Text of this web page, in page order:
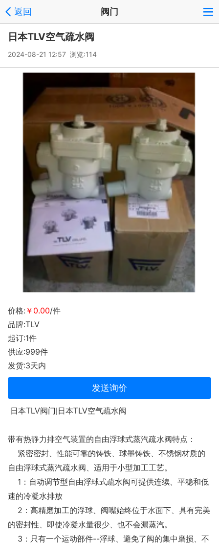
返回 阀门
日本TLV空气疏水阀
2024-08-21 12:57 浏览:114
价格: ￥0.00/件
品牌:TLV
起订:1件
供应:999件
发货:3天内
发送询价
日本TLV阀门|日本TLV空气疏水阀
带有热静力排空气装置的自由浮球式蒸汽疏水阀特点：
紧密密封、性能可靠的铸铁、球墨铸铁、不锈钢材质的
自由浮球式蒸汽疏水阀、适用于小型加工工艺。
1：自动调节型自由浮球式疏水阀可提供连续、平稳和低
速的冷凝水排放
2：高精磨加工的浮球、阀嘴始终位于水面下、具有完美
的密封性、即使冷凝水量很少、也不会漏蒸汽。
3：只有一个运动部件--浮球、避免了阀的集中磨损、不